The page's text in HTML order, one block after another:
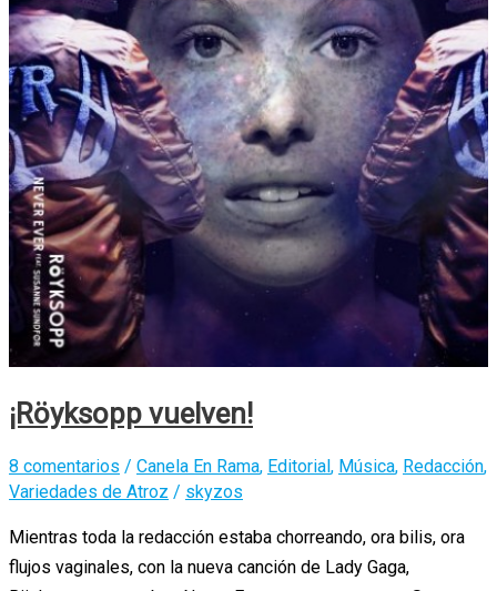
¡Röyksopp vuelven!
8 comentarios / Canela En Rama, Editorial, Música, Redacción,
Variedades de Atroz / skyzos
Mientras toda la redacción estaba chorreando, ora bilis, ora
flujos vaginales, con la nueva canción de Lady Gaga,